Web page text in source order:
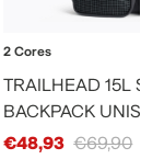
2 Cores
TRAILHEAD 15L
BACKPACK
Sale Price
€48,93 €69,90